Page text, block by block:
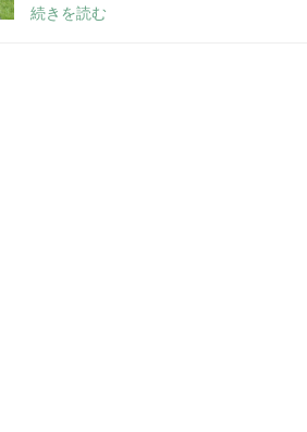
続きを読む